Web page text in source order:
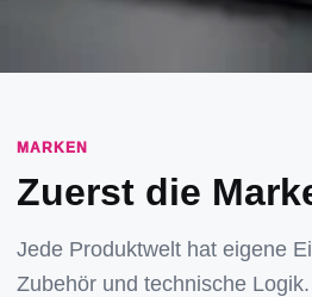
MARKEN
Zuerst die
Jede Produktwelt hat eigene
Zubehör und technische